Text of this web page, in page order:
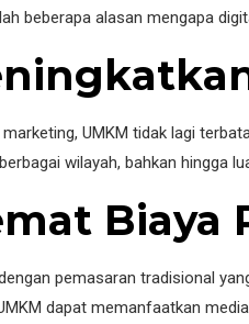
beberapa alasan mengapa
marketing, UMKM tidak lagi
wilayah, bahkan hingga
Biaya
pemasaran tradisional
dapat memanfaatkan